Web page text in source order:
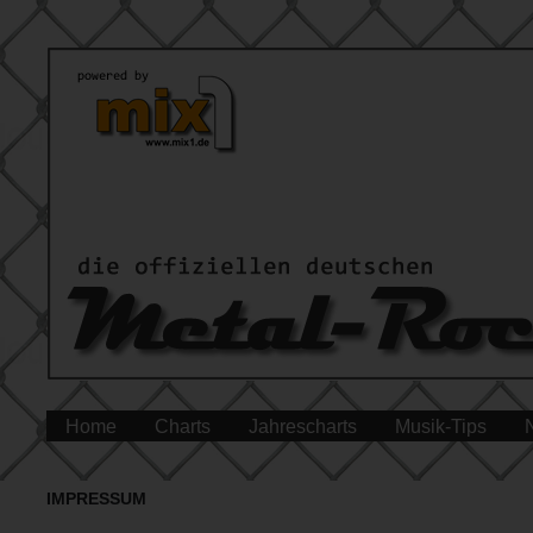
Home Charts Jahrescharts Musik-Tips
IMPRESSUM